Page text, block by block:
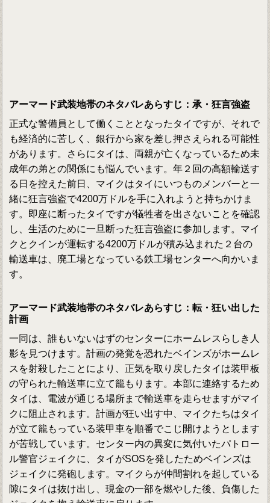
アーマード武装地帯のネタバレあらすじ：承・狂言強盗
正式な警備員として働くこととなったタイですが、それで
も経済的に苦しく、銀行から家を差し押さえられる可能性
があります。さらにタイは、両親が亡くなっているため未
成年の弟との関係にも悩んでいます。年２回の高額輸送す
る日を控えた前日、マイクはタイにいつものメンバーと一
緒に狂言強盗で4200万ドルを手に入れようと持ちかけま
す。即座に断ったタイですが犠牲者を出さないことを確認
し、生活のために一旦断った狂言強盗に参加します。マイ
クとクインが運転する4200万ドルが積み込まれた２台の
輸送車は、廃工場となっている鉄工場センターへ向かいま
す。
アーマード武装地帯のネタバレあらすじ：転・狂い出した
計画
一同は、誰もいないはずのセンターにホームレスらしき人
影を見つけます。計画の発覚を恐れたベインズがホームレ
スを射殺したことにより、正気を取り戻したタイは装甲板
の守られた輸送車に立て籠もります。本部に連絡するため
タイは、電波が通じる場所まで輸送車を走らせますがマイ
クに阻止されます。計画が狂い出す中、マイクたちはタイ
が立て籠もっている装甲車を順番でこじ開けようとします
が苦戦しています。センター内の異変に気付いたパトロー
ル警官ジェイクに、タイがSOSを発したためベインズは
ジェイクに発砲します。マイクらが仲間割れを起している
隙にタイは抜け出し、現金の一部を燃やした後、負傷した